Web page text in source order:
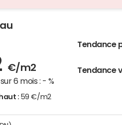
€/m2
6 mois : - %
Tendance
Tendance
: 59 €/m2